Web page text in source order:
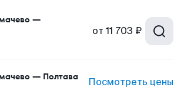
—
от 11 703 ₽
— Полтава Посмотреть цены